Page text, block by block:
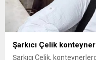
Şarkıcı Çelik
Şarkıcı Çelik,